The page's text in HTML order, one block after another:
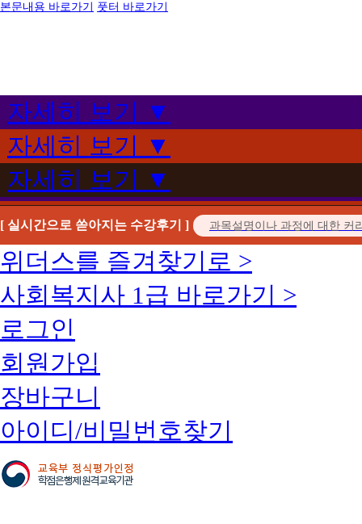
본문내용 바로가기 풋터 바로가기
자세히 보기 ▼
자세히 보기 ▼
자세히 보기 ▼
[ 실시간으로 쏟아지는 수강후기 ]
위더스를 즐겨찾기로 >
사회복지사 1급 바로가기 >
로그인
회원가입
장바구니
아이디/비밀번호찾기